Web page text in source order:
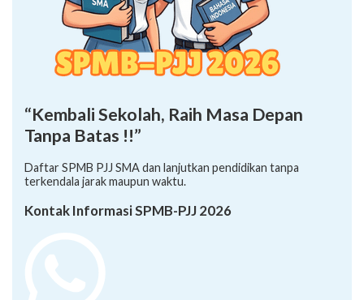
“Kembali Sekolah, Raih Masa Depan
Tanpa Batas !!”
Daftar SPMB PJJ SMA dan lanjutkan pendidikan tanpa
terkendala jarak maupun waktu.
Kontak Informasi SPMB-PJJ 2026